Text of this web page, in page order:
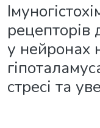
рецепторів
у нейронах
стресі та